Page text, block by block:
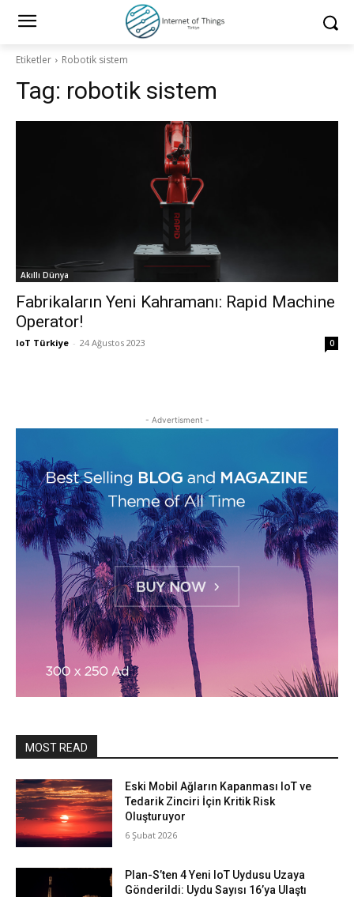
Etiketler Robotik sistem
Tag: robotik sistem
Akıllı Dünya
Fabrikaların Yeni Kahramanı: Rapid Machine
Operator!
IoT Türkiye - 24 Ağustos 2023 0
- Advertisment -
MOST READ
Eski Mobil Ağların Kapanması IoT ve
Tedarik Zinciri İçin Kritik Risk
Oluşturuyor
6 Şubat 2026
Plan-S’ten 4 Yeni IoT Uydusu Uzaya
Gönderildi: Uydu Sayısı 16’ya Ulaştı